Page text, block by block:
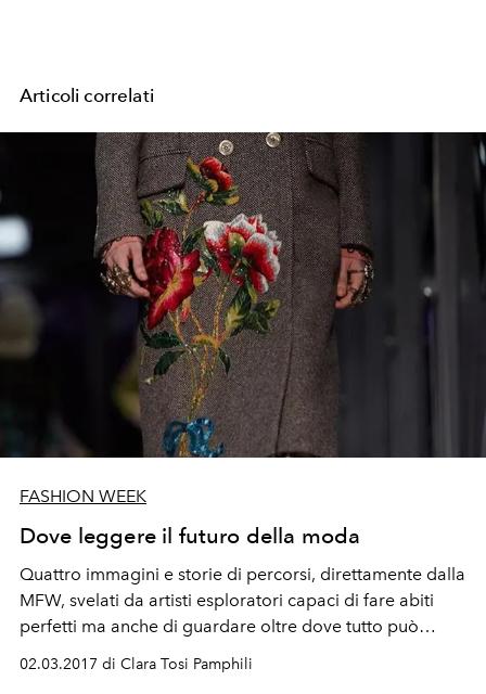
Articoli correlati
FASHION WEEK
Dove leggere il futuro della moda
Quattro immagini e storie di percorsi, direttamente dalla
MFW, svelati da artisti esploratori capaci di fare abiti
perfetti ma anche di guardare oltre dove tutto può
02.03.2017 di Clara Tosi Pamphili